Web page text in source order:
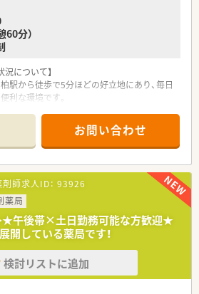
60分）
況について】
駅から徒歩で5分ほどの好立地にあり、毎日
利な環境です。
ています。
一番を目指し、全国にドラッグストアチェー
います。
店舗の構築を進めており、健康寿命を延ばす
力しています。
などを設け、専門家が多角的な視点からお客
います。
】
集となり、ご経験やスキルに応じて年収480
提示となります。
すが、2年目以降は休日や休暇を含めて
お問い合わせ
師求人ID： 93926
薬局
午後帯×土日勤務可能な方歓迎★
開している薬局です！
検討リストに追加